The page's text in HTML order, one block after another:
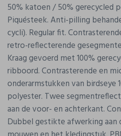
50% katoen / 50% gerecycled
Piquésteek. Anti-pilling
cycli). Regular fit.
retro-reflecterende
Kraag gevoerd met 100%
ribboord. Contrasterende en
onderarmstukken van birdseye
polyester. Twee
aan de voor- en achterkant.
Dubbel gestikte afwerking aan